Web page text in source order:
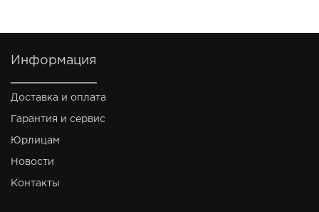
Информация
Доставка и оплата
Гарантия и сервис
Юрлицам
Новости
Контакты